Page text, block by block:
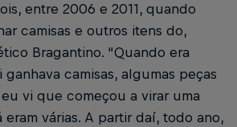
entre 2006 e 2011, quando
camisas e outros itens do,
Bragantino. “Quando era
camisas, algumas peças
vi que começou a virar uma
várias. A partir daí, todo ano,